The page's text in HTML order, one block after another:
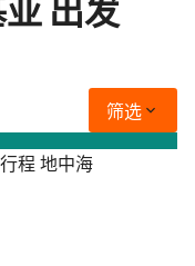
出发
筛选